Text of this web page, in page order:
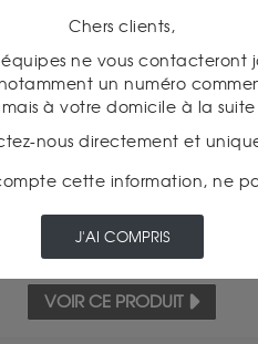
American Buffalo 1 Once Or
3 957.50 €
3 601.50 €
VOIR CE PRODUIT
Chers clients,
équipes ne vous contacteront
un numéro
à votre domicile à la
nous directement et
cette information, ne
J'AI COMPRIS